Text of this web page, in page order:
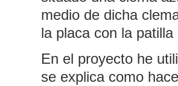
medio de dicha
la placa con la
En el proyecto he
se explica como